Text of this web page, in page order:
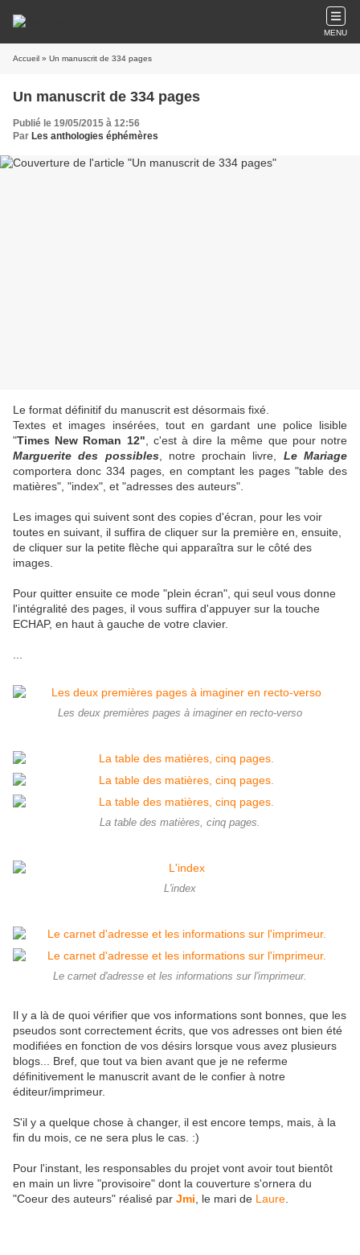
MENU
Accueil » Un manuscrit de 334 pages
Un manuscrit de 334 pages
Publié le 19/05/2015 à 12:56
Par Les anthologies éphémères
Le format définitif du manuscrit est désormais fixé.
Textes et images insérées, tout en gardant une police lisible
"Times New Roman 12" , c'est à dire la même que pour notre
Marguerite des possibles, notre prochain livre, Le Mariage
comportera donc 334 pages, en comptant les pages "table des
matières", "index", et "adresses des auteurs".
Les images qui suivent sont des copies d'écran, pour les voir
toutes en suivant, il suffira de cliquer sur la première en, ensuite,
de cliquer sur la petite flèche qui apparaîtra sur le côté des
images.
Pour quitter ensuite ce mode "plein écran", qui seul vous donne
l'intégralité des pages, il vous suffira d'appuyer sur la touche
ECHAP, en haut à gauche de votre clavier.
Les deux premières pages à imaginer en recto-verso
La table des matières, cinq pages.
L'index
Le carnet d'adresse et les informations sur l'imprimeur.
Il y a là de quoi vérifier que vos informations sont bonnes, que les
pseudos sont correctement écrits, que vos adresses ont bien été
modifiées en fonction de vos désirs lorsque vous avez plusieurs
blogs... Bref, que tout va bien avant que je ne referme
définitivement le manuscrit avant de le confier à notre
éditeur/imprimeur.
S'il y a quelque chose à changer, il est encore temps, mais, à la
fin du mois, ce ne sera plus le cas. :)
Pour l'instant, les responsables du projet vont avoir tout bientôt
en main un livre "provisoire" dont la couverture s'ornera du
"Coeur des auteurs" réalisé par Jmi , le mari de Laure